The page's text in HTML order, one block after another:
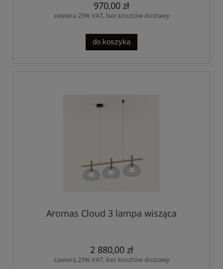
970,00 zł
zawiera 23% VAT, bez kosztów dostawy
do koszyka
Aromas Cloud 3 lampa wisząca
2 880,00 zł
zawiera 23% VAT, bez kosztów dostawy